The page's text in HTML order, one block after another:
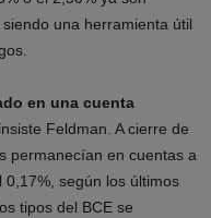
una herramienta útil
en una cuenta
Feldman. A cierre de
permanecían en cuentas a
según los últimos
tipos del BCE se